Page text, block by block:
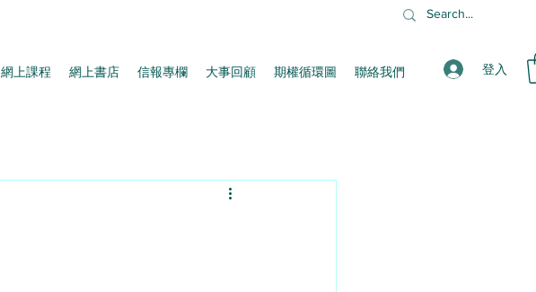
網上課程 網上書店 信報專欄 大事回顧 期權循環圖 聯絡我們 登入